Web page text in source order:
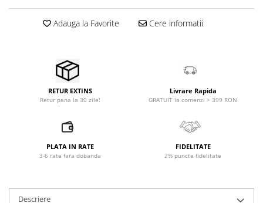
Accesorii de microfoane
Controllere MIDI - USB DAW
Controllere monitoare de studio
Interfete audio
Interfete MIDI si Cabluri Midi-USB
Microfoane de studio
Pop filtre
Adauga la Favorite Cere informatii
RETUR EXTINS
Retur pana la 30 zile!
Livrare Rapida
GRATUIT la comenzi > 399 RON
PLATA IN RATE
3-6 rate fara dobanda
FIDELITATE
2% puncte fidelitate
Descriere